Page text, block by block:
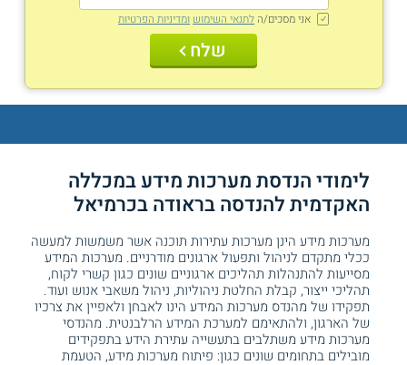
אני מסכים/ה לתנאי השימוש ומדיניות הפרטיות
שלח
לימודי הנדסת מערכות מידע במכללה
האקדמית להנדסה בראודה בכרמיאל
מערכות מידע הינן מערכות עתירות תוכנה אשר משמשות למעשה
ככלי מתקדם לניהול ותפעול ארגונים מודרניים. מערכות המידע
מסייעות להתנהלות תהליכים ארגוניים שונים כגון קשרי לקוח,
תהליכי ייצור, קבלת החלטת ניהוליות, ניהול משאבי אנוש ועוד.
תפקידו של מהנדס מערכות המידע הינו לאבחן ולאפיין את צרכיו
של הארגון, ולהתאימם למערכת המידע הרלבנטית. מהנדסי
מערכות מידע משתלבים בתעשייה עתירת הידע בתפקידים
מובילים בתחומים שונים כגון: פיתוח מערכות מידע, הטעמת